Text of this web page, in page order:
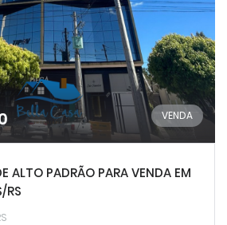
VENDA
ALTO PADRÃO PARA VENDA EM
RS